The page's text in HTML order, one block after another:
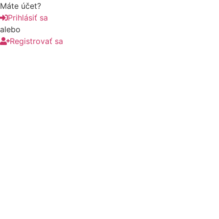
Máte účet?
Prihlásiť sa
alebo
Registrovať sa